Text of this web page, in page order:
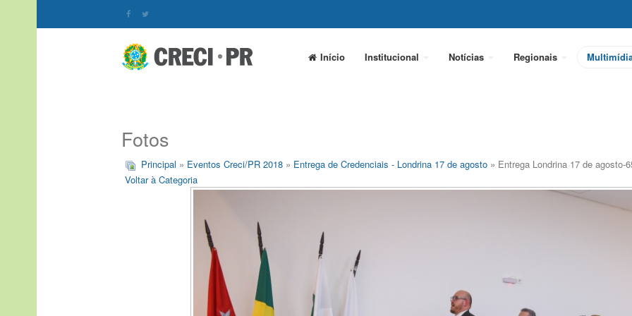
Início Institucional Notícias Regionais
Fotos
Principal » Eventos Creci/PR 2018 » Entrega de Credenciais - Londrina 17 de agosto » Entrega Londrina 17 de agosto-
Voltar à Categoria